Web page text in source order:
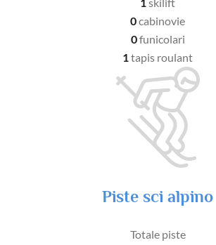
0cabinovie
0funicolari
1tapis roulant
Piste sci alpino
Totale piste